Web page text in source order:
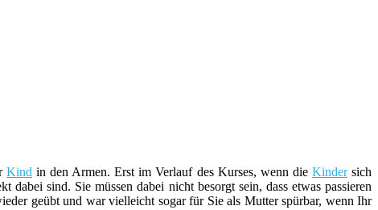
Kind in den Armen. Erst im Verlauf des Kurses, wenn die Kindersich
sind. Sie müssen dabei nicht besorgt sein, dass etwas passieren
geübt und war vielleicht sogar für Sie als Mutter spürbar, wenn Ihr